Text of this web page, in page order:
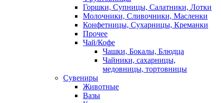
Горшки, Супницы, Салатники, Лотки
Молочники, Сливочники, Масленки
Конфетницы, Сухарницы, Креманки
Прочее
Чай/Кофе
Чашки, Бокалы, Блюдца
Чайники, сахарницы,
медовницы, тортовницы
Сувениры
Животные
Вазы